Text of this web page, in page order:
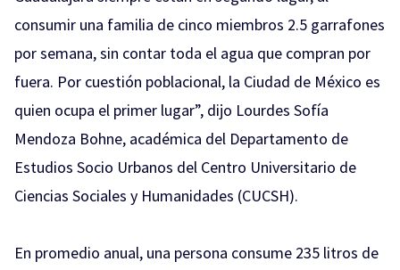
consumir una familia de cinco miembros 2.5 garrafones
por semana, sin contar toda el agua que compran por
fuera. Por cuestión poblacional, la Ciudad de México es
quien ocupa el primer lugar”, dijo Lourdes Sofía
Mendoza Bohne, académica del Departamento de
Estudios Socio Urbanos del Centro Universitario de
Ciencias Sociales y Humanidades (CUCSH).
En promedio anual, una persona consume 235 litros de